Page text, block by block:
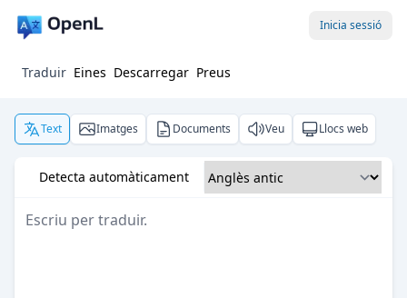
Inicia sessió
Traduir Eines Descarregar Preus
Text Imatges Documents Veu Llocs web
Detecta automàticament